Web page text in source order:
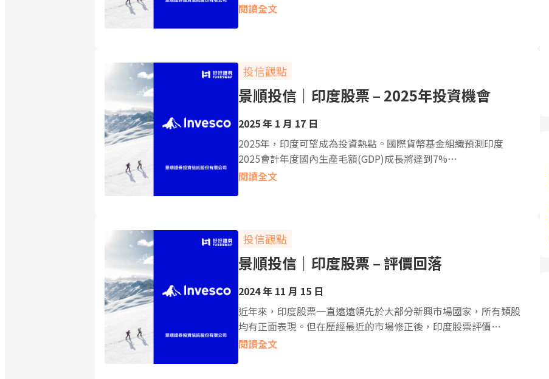
閱讀全文
投信觀點
景順投信｜印度股票 – 2025年投資機會
2025 年 1 月 17 日
2025年，印度可望成為投資熱點。國際貨幣基金組織預測印度
2025會計年度國內生產毛額(GDP)成長將達到7%…
閱讀全文
投信觀點
景順投信｜印度股票 – 評價回落
2024 年 11 月 15 日
近年來，印度股票一直遠遠領先於大部分新興市場國家，所有類股
均有正面表現。但在歷經最近的市場修正後，印度股票評價…
閱讀全文